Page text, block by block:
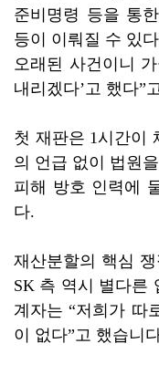
준비명령 등을 통
등이 이뤄질 수 있
오래된 사건이니
내리겠다’고 했다”
첫 재판은 1시간이
의 언급 없이 법원
피해 방호 인력에
다.
재산분할의 핵심
SK 측 역시 별다른
계자는 “저희가 따
이 없다”고 했습니